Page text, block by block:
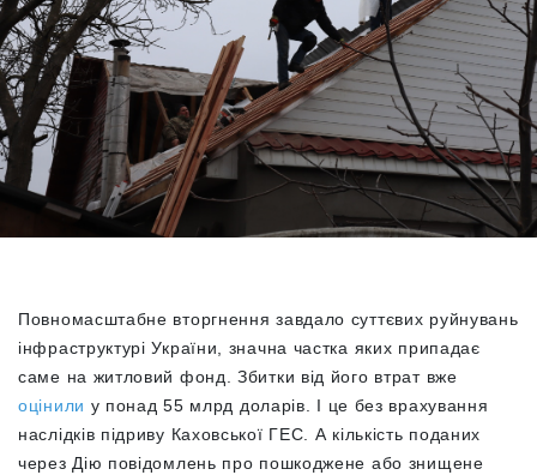
Повномасштабне вторгнення завдало суттєвих руйнувань
інфраструктурі України, значна частка яких припадає
саме на житловий фонд. Збитки від його втрат вже
оцінили у понад 55 млрд доларів. І це без врахування
наслідків підриву Каховської ГЕС. А кількість поданих
через Дію повідомлень про пошкоджене або знищене